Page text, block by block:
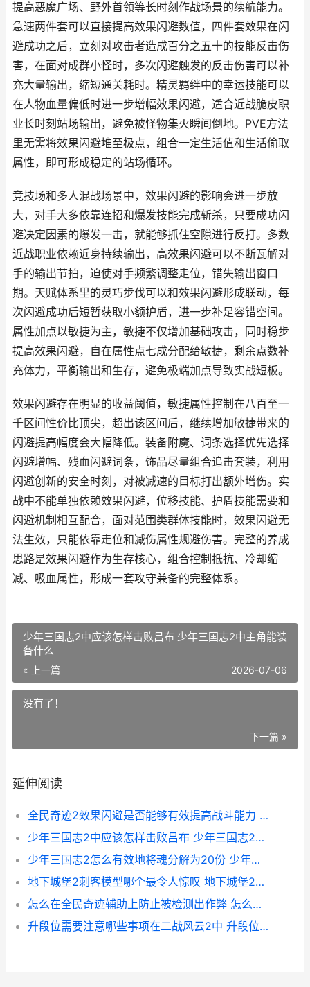
提高恶魔广场、野外首领等长时刻作战场景的续航能力。
急速两件套可以直接提高效果闪避数值，四件套效果在闪
避成功之后，立刻对攻击者造成百分之五十的技能反击伤
害，在面对成群小怪时，多次闪避触发的反击伤害可以补
充大量输出，缩短通关耗时。精灵羁绊中的幸运技能可以
在人物血量偏低时进一步增幅效果闪避，适合近战脆皮职
业长时刻站场输出，避免被怪物集火瞬间倒地。PVE方法
里无需将效果闪避堆至极点，组合一定生活值和生活偷取
属性，即可形成稳定的站场循环。
竞技场和多人混战场景中，效果闪避的影响会进一步放
大，对手大多依靠连招和爆发技能完成斩杀，只要成功闪
避决定因素的爆发一击，就能够抓住空隙进行反打。多数
近战职业依赖近身持续输出，高效果闪避可以不断瓦解对
手的输出节拍，迫使对手频繁调整走位，错失输出窗口
期。天赋体系里的灵巧步伐可以和效果闪避形成联动，每
次闪避成功后短暂获取小额护盾，进一步补足容错空间。
属性加点以敏捷为主，敏捷不仅增加基础攻击，同时稳步
提高效果闪避，自在属性点七成分配给敏捷，剩余点数补
充体力，平衡输出和生存，避免极端加点导致实战短板。
效果闪避存在明显的收益阈值，敏捷属性控制在八百至一
千区间性价比顶尖，超出该区间后，继续增加敏捷带来的
闪避提高幅度会大幅降低。装备附魔、词条选择优先选择
闪避增幅、残血闪避词条，饰品尽量组合追击套装，利用
闪避创新的安全时刻，对被减速的目标打出额外增伤。实
战中不能单独依赖效果闪避，位移技能、护盾技能需要和
闪避机制相互配合，面对范围类群体技能时，效果闪避无
法生效，只能依靠走位和减伤属性规避伤害。完整的养成
思路是效果闪避作为生存核心，组合控制抵抗、冷却缩
减、吸血属性，形成一套攻守兼备的完整体系。
少年三国志2中应该怎样击败吕布 少年三国志2中主角能装
备什么
« 上一篇 2026-07-06
没有了！
下一篇 »
延伸阅读
全民奇迹2效果闪避是否能够有效提高战斗能力 全民奇迹2sf
少年三国志2中应该怎样击败吕布 少年三国志2中主角能装备什么
少年三国志2怎么有效地将魂分解为20份 少年三国志2怎么加入联盟
地下城堡2刺客模型哪个最令人惊叹 地下城堡2刺客赫芬琳阵容
怎么在全民奇迹辅助上防止被检测出作弊 怎么在全民奇迹赚金币
升段位需要注意哪些事项在二战风云2中 升段位需要注意哪些问题